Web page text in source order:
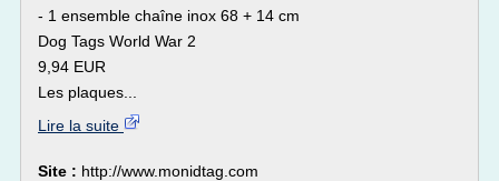
- 1 ensemble chaîne inox 68 + 14 cm
Dog Tags World War 2
9,94 EUR
Les plaques...
Lire la suite
Site : http://www.monidtag.com